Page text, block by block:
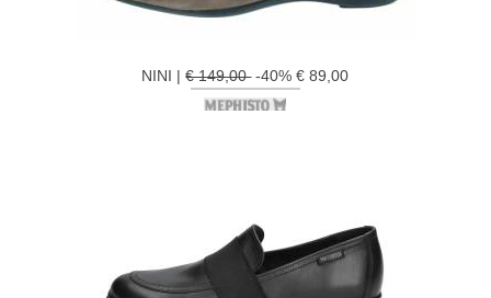
NINI |€ 149,00-40% € 89,00